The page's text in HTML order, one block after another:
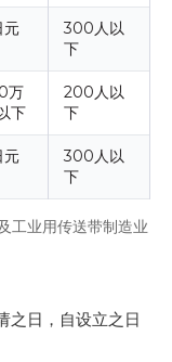
元
300人以
下
万
下
200人以
下
元
300人以
下
工业用传送带制造业
之日，自设立之日